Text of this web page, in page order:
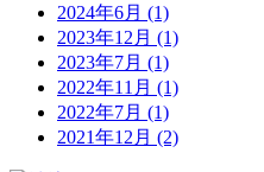
2024年6月 (1)
2023年12月 (1)
2023年7月 (1)
2022年11月 (1)
2022年7月 (1)
2021年12月 (2)